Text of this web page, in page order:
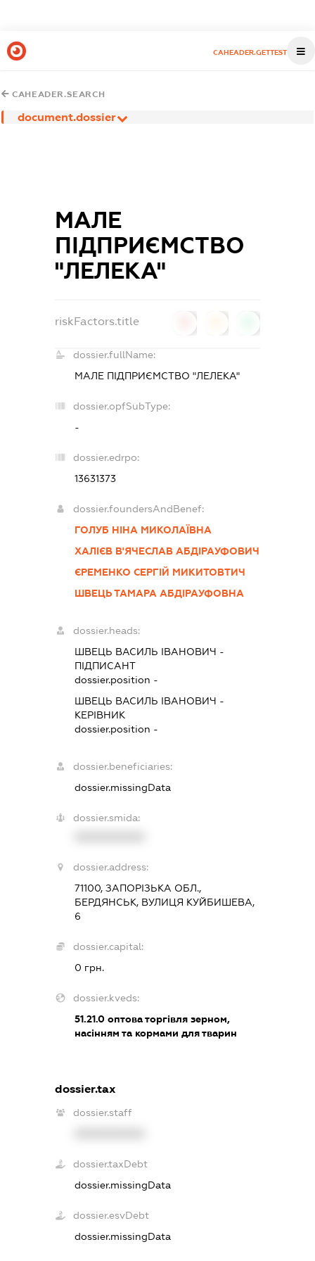
CAHEADER.GETTEST
CAHEADER.SEARCH
document.dossier
МАЛЕ
ПІДПРИЄМСТВО
"ЛЕЛЕКА"
riskFactors.title
dossier.fullName:
МАЛЕ ПІДПРИЄМСТВО "ЛЕЛЕКА"
dossier.opfSubType:
-
dossier.edrpo:
13631373
dossier.foundersAndBenef:
ГОЛУБ НІНА МИКОЛАЇВНА
ХАЛІЄВ В'ЯЧЕСЛАВ АБДІРАУФОВИЧ
ЄРЕМЕНКО СЕРГІЙ МИКИТОВТИЧ
ШВЕЦЬ ТАМАРА АБДІРАУФОВНА
dossier.heads:
ШВЕЦЬ ВАСИЛЬ ІВАНОВИЧ -
ПІДПИСАНТ
dossier.position -
ШВЕЦЬ ВАСИЛЬ ІВАНОВИЧ -
КЕРІВНИК
dossier.position -
dossier.beneficiaries:
dossier.missingData
dossier.smida:
dossier.address:
71100, ЗАПОРІЗЬКА ОБЛ.,
БЕРДЯНСЬК, ВУЛИЦЯ КУЙБИШЕВА,
6
dossier.capital:
0 грн.
dossier.kveds:
51.21.0оптова торгівля зерном,
насінням та кормами для тварин
dossier.tax
dossier.staff
dossier.taxDebt
dossier.missingData
dossier.esvDebt
dossier.missingData